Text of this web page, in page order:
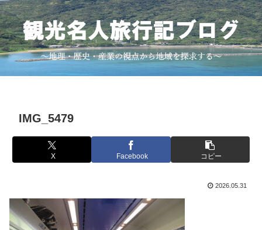
IMG_5479
X Facebook コピー
2026.05.31